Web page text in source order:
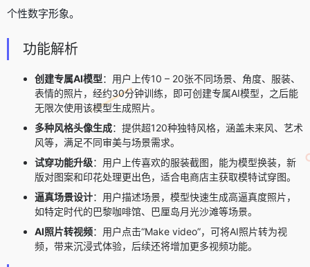
个性数字形象。
功能解析
创建专属AI模型：用户上传10 – 20张不同场景、角度、服装、
表情的照片，经约30分钟训练，即可创建专属AI模型，之后能
无限次使用该模型生成照片。
多种风格头像生成：提供超120种独特风格，涵盖未来风、艺术
风等，满足不同审美与场景需求。
试穿功能升级：用户上传喜欢的服装截图，能为模型换装，新
版对图案和印花处理更出色，适合电商店主获取模特试穿图。
逼真场景设计：用户描述场景，模型快速生成高逼真度照片，
如特定时代的巴黎咖啡馆、巴厘岛月光沙滩等场景。
AI照片转视频：用户点击“Make video”，可将AI照片转为视
频，带来沉浸式体验，后续还将增加更多视频功能。